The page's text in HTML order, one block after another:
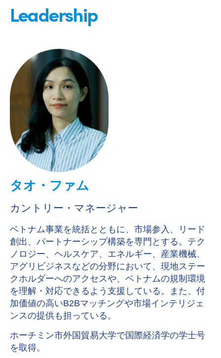
Leadership
タオ・ファム
カントリー・マネージャー
ベトナム事業を統括とともに、市場参入、リード
創出、パートナーシップ構築を専門とする。テク
ノロジー、ヘルスケア、エネルギー、産業機械、
アグリビジネスなどの分野において、現地ステー
クホルダーへのアクセスや、ベトナムの規制環境
を理解・対応できるよう支援している。また、付
加価値の高いB2Bマッチングや市場インテリジェ
ンスの提供も担っている。
ホーチミン市外国貿易大学で国際経済学の学士号
を取得。